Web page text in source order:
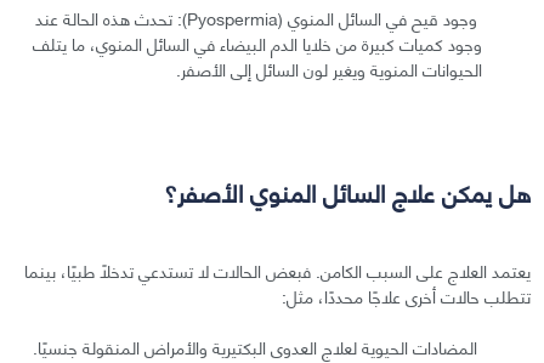
وجود قيح في السائل المنوي (Pyospermia): تحدث هذه الحالة عند
وجود كميات كبيرة من خلايا الدم البيضاء في السائل المنوي، ما يتلف
الحيوانات المنوية ويغير لون السائل إلى الأصفر.
هل يمكن علاج السائل المنوي الأصفر؟
يعتمد العلاج على السبب الكامن. فبعض الحالات لا تستدعي تدخلًا طبيًا، بينما
تتطلب حالات أخرى علاجًا محددًا، مثل:
المضادات الحيوية لعلاج العدوى البكتيرية والأمراض المنقولة جنسيًا.